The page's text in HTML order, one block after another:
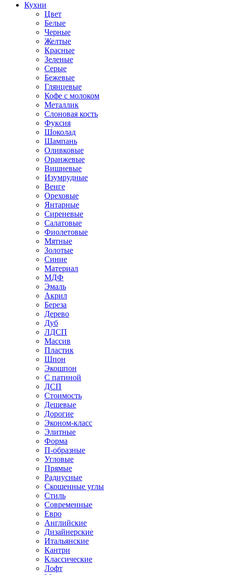
Кухни
Цвет
Белые
Черные
Желтые
Красные
Зеленые
Серые
Бежевые
Глянцевые
Кофе с молоком
Металлик
Слоновая кость
Фуксия
Шоколад
Шампань
Оливковые
Оранжевые
Вишневые
Изумрудные
Венге
Ореховые
Янтарные
Сиреневые
Салатовые
Фиолетовые
Мятные
Золотые
Синие
Материал
МДФ
Эмаль
Акрил
Береза
Дерево
Дуб
ЛДСП
Массив
Пластик
Шпон
Экошпон
С патиной
ДСП
Стоимость
Дешевые
Дорогие
Эконом-класс
Элитные
Форма
П-образные
Угловые
Прямые
Радиусные
Скошенные углы
Стиль
Современные
Евро
Английские
Дизайнерские
Итальянские
Кантри
Классические
Лофт